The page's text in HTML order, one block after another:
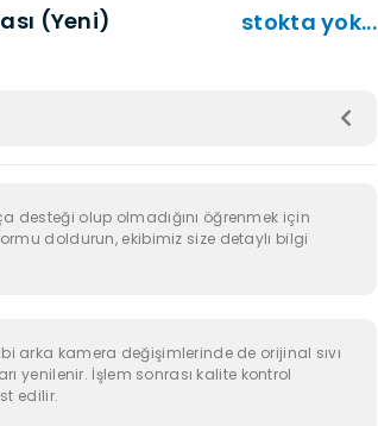
(Yeni) stokta yok...
desteği olup olmadığını öğrenmek için
doldurun, ekibimiz size detaylı bilgi
arka kamera değişimlerinde de orijinal sıvı
yenilenir. İşlem sonrası kalite kontrol
edilir.